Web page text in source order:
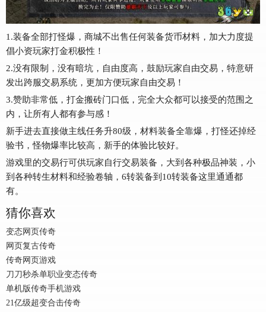
1.装备全部打怪爆，商城不出售任何装备货币材料，加大力度提
倡小资玩家打金积极性！
2.没有限制，没有暗坑，自由度高，鼓励玩家自由交易，特意研
发出跨服交易系统，更加方便玩家自由交易！
3.赞助非常低，打金搬砖门口低，完全大众都可以接受的范围之
内，让所有人都有参与感！
新手进去直接做主线任务升80级，材料装备全靠爆，打怪还掉经
验书，怪物爆率比较高，新手的体验比较好。
游戏里的交易行可供玩家自行交易装备，大到各种极品神装，小
到各种转生材料和经验卷轴，6转装备到10转装备这里通通都
有。
猜你喜欢
变态网页传奇
网页复古传奇
传奇网页游戏
刀刀秒杀单职业变态传奇
单机版传奇手机游戏
21亿级超变合击传奇